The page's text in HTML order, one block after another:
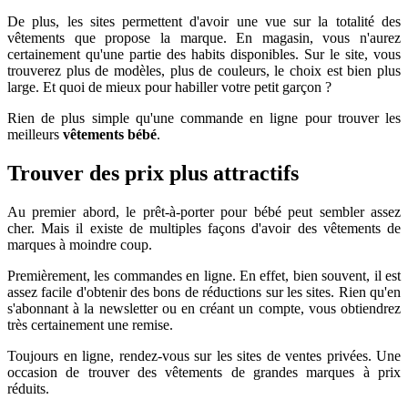
De plus, les sites permettent d'avoir une vue sur la totalité des
vêtements que propose la marque. En magasin, vous n'aurez
certainement qu'une partie des habits disponibles. Sur le site, vous
trouverez plus de modèles, plus de couleurs, le choix est bien plus
large. Et quoi de mieux pour habiller votre petit garçon ?
Rien de plus simple qu'une commande en ligne pour trouver les
meilleurs vêtements bébé.
Trouver des prix plus attractifs
Au premier abord, le prêt-à-porter pour bébé peut sembler assez
cher. Mais il existe de multiples façons d'avoir des vêtements de
marques à moindre coup.
Premièrement, les commandes en ligne. En effet, bien souvent, il est
assez facile d'obtenir des bons de réductions sur les sites. Rien qu'en
s'abonnant à la newsletter ou en créant un compte, vous obtiendrez
très certainement une remise.
Toujours en ligne, rendez-vous sur les sites de ventes privées. Une
occasion de trouver des vêtements de grandes marques à prix
réduits.